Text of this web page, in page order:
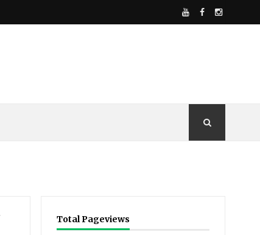
Total Pageviews